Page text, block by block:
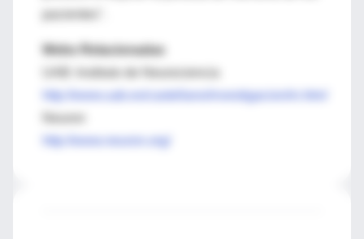
Webs Relacionadas
http://www.uab.es/castellano/investigacion/in.htm/